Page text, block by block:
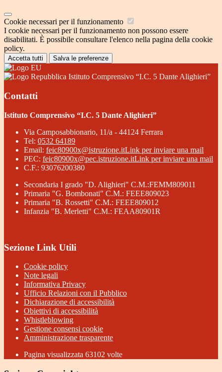
Cookie necessari per il funzionamento
I cookie necessari per il funzionamento non possono essere
disabilitati. È possibile consultare l'elenco nella pagina della cookie
policy.
Accetta tutti Salva le preferenze
Istituto Comprensivo “I.C. 5 Dante Alighieri”
Contatti
Istituto Comprensivo “I.C. 5 Dante Alighieri”
Via Camposabbionario, 11/a - 44124 Ferrara
Tel: 0532 64189
Email: feic80900x@istruzione.itLink per inviare una mail
PEC: feic80900x@pec.istruzione.itLink per inviare una mail
C.F.: 93076200380
Secondaria I grado "D. Alighieri" C.M.:FEMM809011
Primaria "G. Bombonati" C.M.: FEEE809023
Primaria "B. Rossetti" C.M.: FEEE809012
Infanzia "B. Merletti" C.M.: FEAA80901R
Sezione Link Utili
Cookie policy
Note legali
Informativa Privacy
Ufficio Relazioni con il Pubblico
Dichiarazione di accessibilità
Obiettivi di accessibilità
Whistleblowing
Gestione consensi cookie
Amministrazione trasparente
Pagina visualizzata 63102 volte